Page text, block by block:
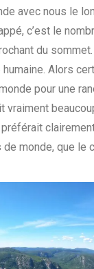
avec nous le
c’est le
du
Alors
pour une
vraiment
préférait
monde, que le